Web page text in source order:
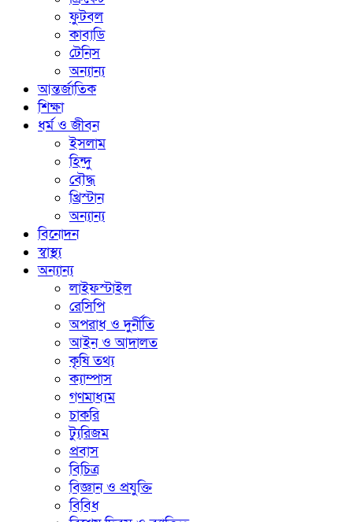
ফুটবল
কাবাডি
টেনিস
অন্যান্য
আন্তর্জাতিক
শিক্ষা
ধর্ম ও জীবন
ইসলাম
হিন্দু
বৌদ্ধ
খ্রিস্টান
অন্যান্য
বিনোদন
স্বাস্থ্য
অন্যান্য
লাইফস্টাইল
রেসিপি
অপরাধ ও দুর্নীতি
আইন ও আদালত
কৃষি তথ্য
ক্যাম্পাস
গণমাধ্যম
চাকরি
ট্যুরিজম
প্রবাস
বিচিত্র
বিজ্ঞান ও প্রযুক্তি
বিবিধ